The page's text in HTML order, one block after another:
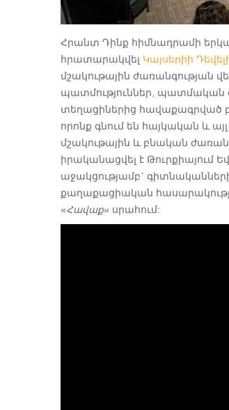
Հրանտ Դինք հիմնադրամի
հրատարակվել Կայսերիի
մշակութային ժառանգության
պատմություններ, պատմական
տեղացիներից հավաքագրված
որոնք գնում են հայկական և
մշակութային և բնական
իրականացվել է Թուրքիայում
աջակցությամբ`
քաղաքացիական
«Հավաք» սրահում: